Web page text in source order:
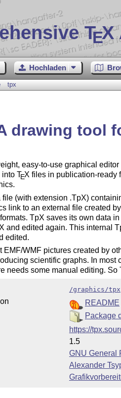
TEX
Hochladen
tpx
drawing tool
easy-to-use graphical
into TEX files in publication-ready
file (with extension .TpX)
link to an external file created
TpX saves its own data in
and edited again. This internal
edited.
EMF/WMF pictures created by
scientific graphs. In most
needs some manual editing.
/graphics/tpx
README
Package
https://
1.5
GNU General
Alexander